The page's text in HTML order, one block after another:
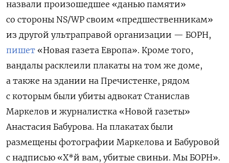
назвали произошедшее «данью памяти»
со стороны NS/WP своим «предшественникам»
из другой ультраправой организации — БОРН,
пишет «Новая газета Европа». Кроме того,
вандалы расклеили плакаты на том же доме,
а также на здании на Пречистенке, рядом
с которым были убиты адвокат Станислав
Маркелов и журналистка «Новой газеты»
Анастасия Бабурова. На плакатах были
размещены фотографии Маркелова и Бабуровой
с надписью «Х*й вам, убитые свиньи. Мы БОРН».